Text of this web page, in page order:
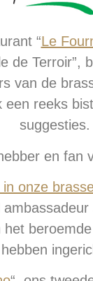
“Le
de Terroir”,
van de
een reeks
suggesties.
en fan
onze
het
hebben